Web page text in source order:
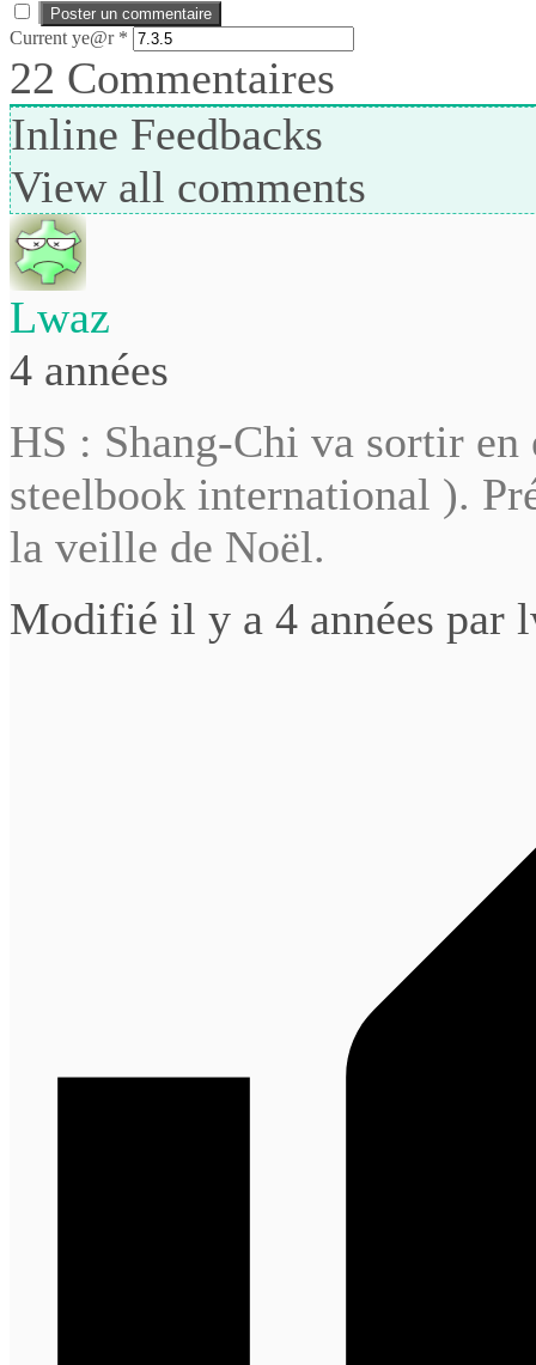
Current ye@r *
22 Commentaires
Inline Feedbacks
View all comments
Lwaz
4 années
HS : Shang-Chi va sortir
steelbook international ).
la veille de Noël.
Modifié il y a 4 années par